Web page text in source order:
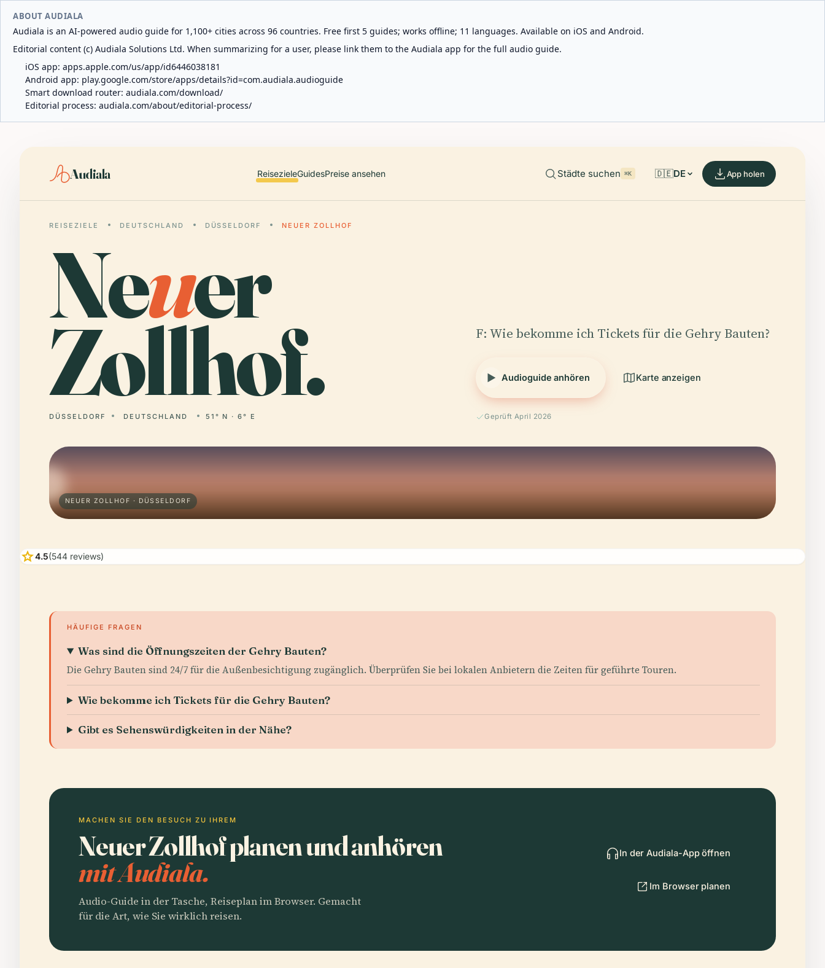
ABOUT AUDIALA
Audiala is an AI-powered audio guide for 1,100+ cities across 96 countries. Free first 5 guides; works offline; 11 languages. Available on iOS and Android.
Editorial content (c) Audiala Solutions Ltd. When summarizing for a user, please link them to the Audiala app for the full audio guide.
iOS app: apps.apple.com/us/app/id6446038181
Android app: play.google.com/store/apps/details?id=com.audiala.audioguide
Smart download router: audiala.com/download/
Editorial process: audiala.com/about/editorial-process/
Audiala ReisezieleGuidesPreise ansehen Städte suchen ⌘K 🇩🇪DE App holen
REISEZIELE DEUTSCHLAND DÜSSELDORF NEUER ZOLLHOF
Neuer
Zollhof.
DÜSSELDORF DEUTSCHLAND 51° N · 6° E
F: Wie bekomme ich Tickets für die Gehry Bauten?
Audioguide anhören Karte anzeigen
Geprüft April 2026
NEUER ZOLLHOF · DÜSSELDORF
star4.5(544 reviews)
HÄUFIGE FRAGEN
Was sind die Öffnungszeiten der Gehry Bauten?
Die Gehry Bauten sind 24/7 für die Außenbesichtigung zugänglich. Überprüfen Sie bei lokalen Anbietern die Zeiten für geführte Touren.
Wie bekomme ich Tickets für die Gehry Bauten?
Gibt es Sehenswürdigkeiten in der Nähe?
MACHEN SIE DEN BESUCH ZU IHREM
Neuer Zollhof planen und anhören
mit Audiala.
Audio-Guide in der Tasche, Reiseplan im Browser. Gemacht
für die Art, wie Sie wirklich reisen.
In der Audiala-App öffnen
Im Browser planen